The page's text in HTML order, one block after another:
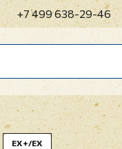
+7 499 638-29-46
EX+/EX